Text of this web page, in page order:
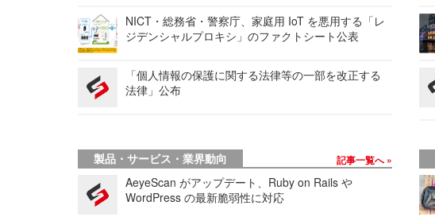
NICT・総務省・警察庁、家庭用 IoT を悪用する「レ
ジデンシャルプロキシ」のファクトシート公表
「個人情報の保護に関する法律等の一部を改正する
法律」公布
製品・サービス・業界動向 記事一覧へ
AeyeScan がアップデート、Ruby on Rails や
WordPress の最新脆弱性に対応